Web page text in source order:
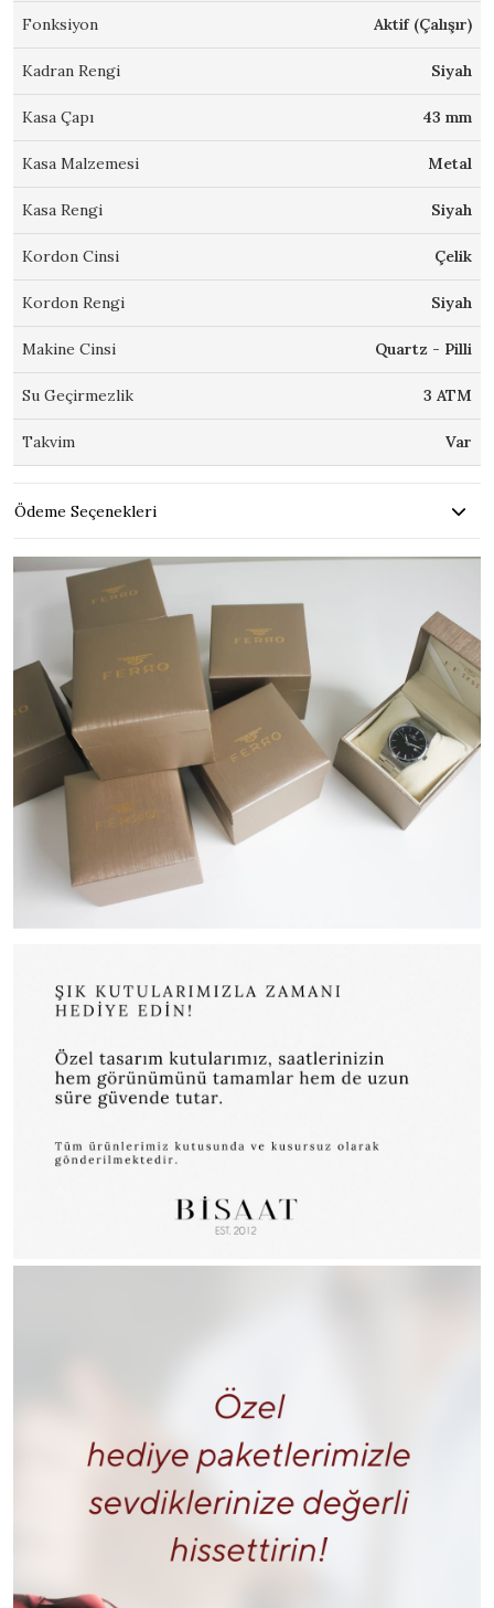
Fonksiyon Aktif (Çalışır)
Kadran Rengi Siyah
Kasa Çapı 43 mm
Kasa Malzemesi Metal
Kasa Rengi Siyah
Kordon Cinsi Çelik
Kordon Rengi Siyah
Makine Cinsi Quartz - Pilli
Su Geçirmezlik 3 ATM
Takvim Var
Ödeme Seçenekleri